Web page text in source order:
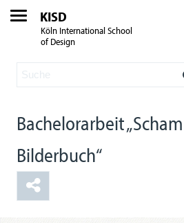
KISD
Köln International School
of Design
Bachelorarbeit
Bilderbuch“